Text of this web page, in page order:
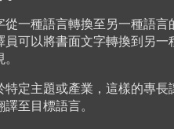
一種語言轉換至另一種語
員可以將書面文字轉換到另
特定主題或產業，這樣的專
至目標語言。